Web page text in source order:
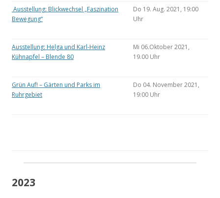
Ausstellung: Blickwechsel „Faszination
Bewegung“
Do 19. Aug. 2021, 19:00
Uhr
Ausstellung: Helga und Karl-Heinz
Kühnapfel – Blende 80
Mi 06.Oktober 2021,
19.00 Uhr
Grün Auf! – Gärten und Parks im
Ruhrgebiet
Do 04. November 2021,
19:00 Uhr
2023